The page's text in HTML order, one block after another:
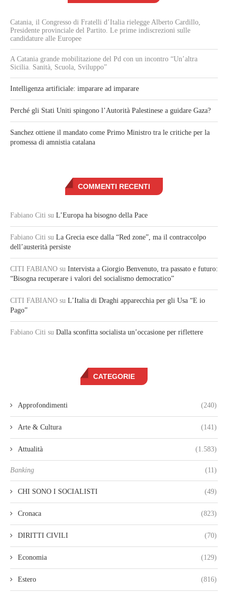
Catania, il Congresso di Fratelli d’Italia rielegge Alberto Cardillo,
Presidente provinciale del Partito. Le prime indiscrezioni sulle
candidature alle Europee
A Catania grande mobilitazione del Pd con un incontro “Un’altra
Sicilia. Sanità, Scuola, Sviluppo”
Intelligenza artificiale: imparare ad imparare
Perché gli Stati Uniti spingono l’Autorità Palestinese a guidare Gaza?
Sanchez ottiene il mandato come Primo Ministro tra le critiche per la
promessa di amnistia catalana
COMMENTI RECENTI
Fabiano Citi su L’Europa ha bisogno della Pace
Fabiano Citi su La Grecia esce dalla “Red zone”, ma il contraccolpo
dell’austerità persiste
CITI FABIANO su Intervista a Giorgio Benvenuto, tra passato e futuro:
“Bisogna recuperare i valori del socialismo democratico”
CITI FABIANO su L’Italia di Draghi apparecchia per gli Usa “E io
Pago”
Fabiano Citi su Dalla sconfitta socialista un’occasione per riflettere
CATEGORIE
Approfondimenti (240)
Arte & Cultura (141)
Attualità (1.583)
Banking (11)
CHI SONO I SOCIALISTI (49)
Cronaca (823)
DIRITTI CIVILI (70)
Economia (129)
Estero (816)